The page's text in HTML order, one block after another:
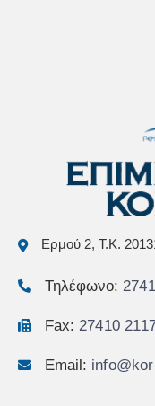
Ερμού 2, Τ.Κ.
Τηλέφωνο:
Fax: 27410
Email: